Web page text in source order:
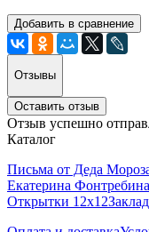
Добавить в сравнение
Отзывы
Оставить отзыв
Отзыв успешно
Каталог
Письма от Деда
Екатерина Фонтребина
Открытки 12х12